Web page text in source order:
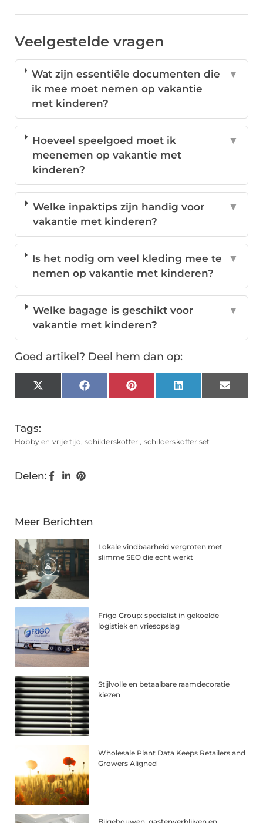
Veelgestelde vragen
Wat zijn essentiële documenten die
ik mee moet nemen op vakantie
met kinderen?
▼
Hoeveel speelgoed moet ik
meenemen op vakantie met
kinderen?
▼
Welke inpaktips zijn handig voor
vakantie met kinderen?
▼
Is het nodig om veel kleding mee te
nemen op vakantie met kinderen?
▼
Welke bagage is geschikt voor
vakantie met kinderen?
▼
Goed artikel? Deel hem dan op:
X
(Twitter)
FacebookPinterestLinkedInEmail
Tags:
Hobby en vrije tijd,schilderskoffer , schilderskoffer set
Delen:
Meer Berichten
Lokale vindbaarheid vergroten met
slimme SEO die echt werkt
Frigo Group: specialist in gekoelde
logistiek en vriesopslag
Stijlvolle en betaalbare raamdecoratie
kiezen
Wholesale Plant Data Keeps Retailers and
Growers Aligned